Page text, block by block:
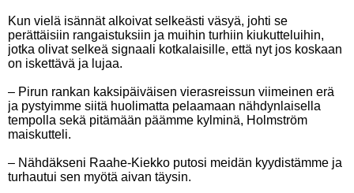
Kun vielä isännät alkoivat selkeästi väsyä, johti se
perättäisiin rangaistuksiin ja muihin turhiin kiukutteluihin,
jotka olivat selkeä signaali kotkalaisille, että nyt jos koskaan
on iskettävä ja lujaa.
– Pirun rankan kaksipäiväisen vierasreissun viimeinen erä
ja pystyimme siitä huolimatta pelaamaan nähdynlaisella
tempolla sekä pitämään päämme kylminä, Holmström
maiskutteli.
– Nähdäkseni Raahe-Kiekko putosi meidän kyydistämme ja
turhautui sen myötä aivan täysin.